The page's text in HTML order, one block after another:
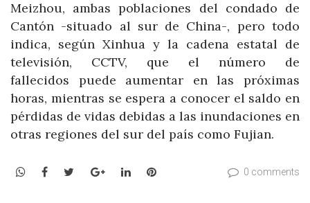
Meizhou, ambas poblaciones del condado de
Cantón -situado al sur de China-, pero todo
indica, según Xinhua y la cadena estatal de
televisión, CCTV, que el número de
fallecidos puede aumentar en las próximas
horas, mientras se espera a conocer el saldo en
pérdidas de vidas debidas a las inundaciones en
otras regiones del sur del país como Fujian.
WhatsApp
Facebook
TwitterGoogle+LinkedInPinterest 0 comments